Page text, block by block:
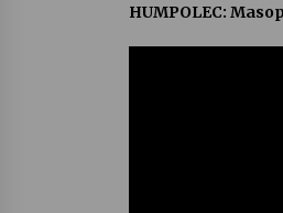
HUMPOLEC: